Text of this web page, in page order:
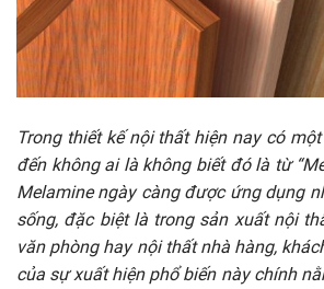
Trong thiết kế nội thất hiện nay có
đến không ai là không biết đó là từ
Melamine ngày càng được ứng dụng
sống, đặc biệt là trong sản xuất nội
văn phòng hay nội thất nhà hàng,
của sự xuất hiện phổ biến này chính